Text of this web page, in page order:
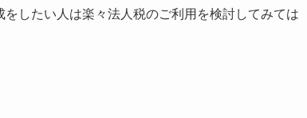
したい人は楽々法人税のご利用を検討してみては